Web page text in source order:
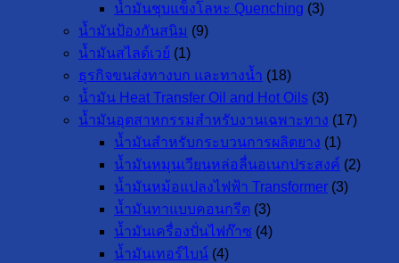
น้ำมันชุบแข็งโลหะ Quenching (3)
น้ำมันป้องกันสนิม (9)
น้ำมันสไลด์เวย์ (1)
ธุรกิจขนส่งทางบก และทางน้ำ (18)
น้ำมัน Heat Transfer Oil and Hot Oils (3)
น้ำมันอุตสาหกรรมสำหรับงานเฉพาะทาง (17)
น้ำมันสำหรับกระบวนการผลิตยาง (1)
น้ำมันหมุนเวียนหล่อลื่นอเนกประสงค์ (2)
น้ำมันหม้อแปลงไฟฟ้า Transformer (3)
น้ำมันทาแบบคอนกรีต (3)
น้ำมันเครื่องปั่นไฟก๊าซ (4)
น้ำมันเทอร์ไบน์ (4)